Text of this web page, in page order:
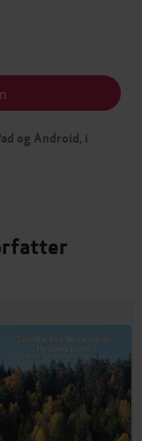
og Android, i